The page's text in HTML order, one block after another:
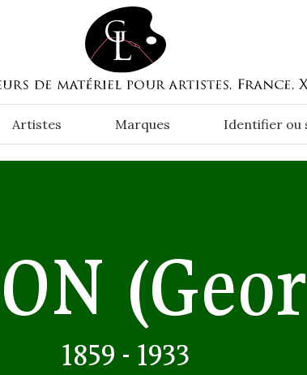
Artistes Marques Identifier ou
1859 - 1933